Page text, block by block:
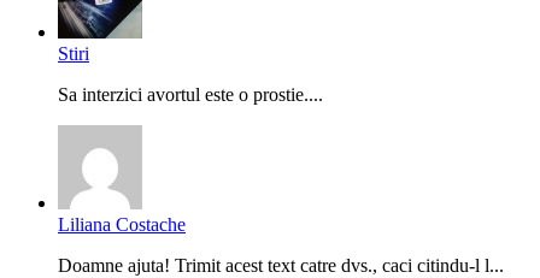
Stiri
Sa interzici avortul este o prostie....
Liliana Costache
Doamne ajuta! Trimit acest text catre dvs., caci citindu-l l...